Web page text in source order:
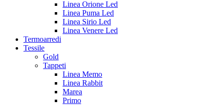
Linea Orione Led
Linea Puma Led
Linea Sirio Led
Linea Venere Led
Termoarredi
Tessile
Gold
Tappeti
Linea Memo
Linea Rabbit
Marea
Primo